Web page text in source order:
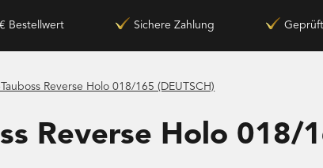
Bestellwert Sichere Zahlung
Reverse Holo 018/165 (DEUTSCH)
Reverse Holo 018/